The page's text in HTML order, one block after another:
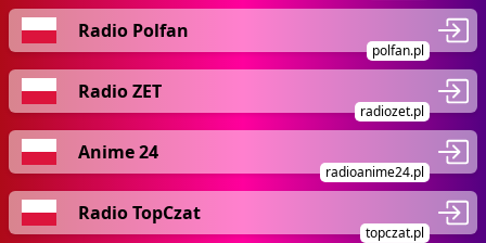
Radio Polfan
polfan.pl
Radio ZET
radiozet.pl
Anime 24
radioanime24.pl
Radio TopCzat
topczat.pl